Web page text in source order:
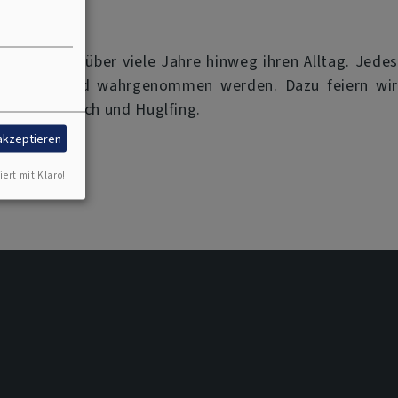
über viele Jahre hinweg ihren Alltag. Jedes
und wahrgenommen werden. Dazu feiern wir
Wielenbach und Huglfing.
mit Klaro!